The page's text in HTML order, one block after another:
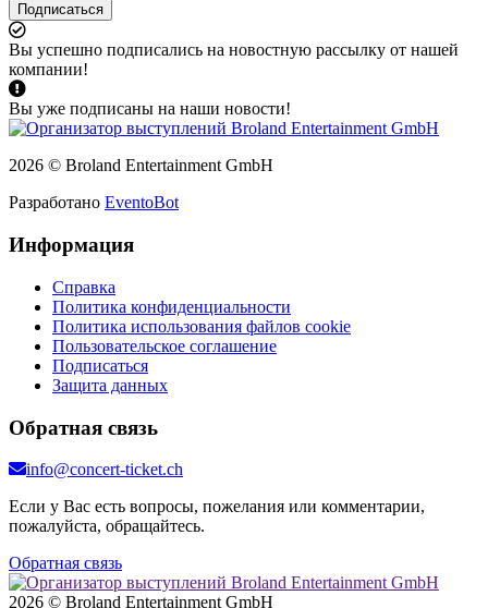
Подписаться
Вы успешно подписались на новостную рассылку от нашей
компании!
Вы уже подписаны на наши новости!
2026 © Broland Entertainment GmbH
Разработано EventoBot
Информация
Справка
Политика конфиденциальности
Политика использования файлов cookie
Пользовательское соглашение
Подписаться
Защита данных
Обратная связь
info@concert-ticket.ch
Если у Вас есть вопросы, пожелания или комментарии,
пожалуйста, обращайтесь.
Обратная связь
2026 © Broland Entertainment GmbH